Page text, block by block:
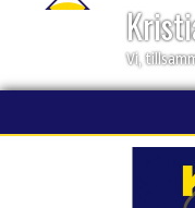
Vi,